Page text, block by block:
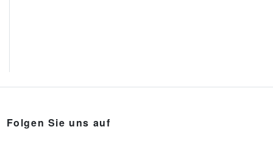
Folgen Sie uns auf